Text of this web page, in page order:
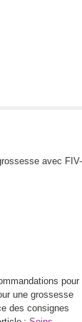
avec FIV-
pour
une grossesse
des consignes